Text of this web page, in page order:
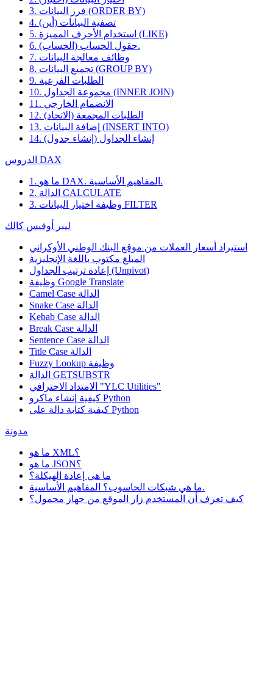
3. فرز البيانات (ORDER BY)
4. تصفية البيانات (أين)
5. استخدام الأحرف المميزة (LIKE)
6. حقول الحساب (الحساب).
7. وظائف معالجة البيانات
8. تجميع البيانات (GROUP BY)
9. الطلبات الفرعية
10. مجموعة الجداول (INNER JOIN)
11. الانضمام الخارجي
12. الطلبات المجمعة (الاتحاد)
13. إضافة البيانات (INSERT INTO)
14. إنشاء الجداول (إنشاء جدول)
الدروس DAX
1. ما هو DAX. المفاهيم الأساسية.
2. الدالة CALCULATE
3. وظيفة اختيار البيانات FILTER
ليبر أوفيس كالك
استيراد أسعار العملات من موقع البنك الوطني الأوكراني
المبلغ مكتوب باللغة الإنجليزية
إعادة ترتيب الجداول (Unpivot)
Google Translate
Camel Case الدالة
Snake Case الدالة
Kebab Case الدالة
Break Case الدالة
Sentence Case الدالة
Title Case الدالة
Fuzzy Lookup وظيفة
الدالة GETSUBSTR
الامتداد الاحترافي "YLC Utilities"
كيفية إنشاء ماكرو Python
كيفية كتابة دالة على Python
مدونة
ما هو XML؟
ما هو JSON؟
ما هي إعادة الهيكلة؟
ما هي شبكات الحاسوب؟ المفاهيم الأساسية.
كيف تعرف أن المستخدم زار الموقع من جهاز محمول؟